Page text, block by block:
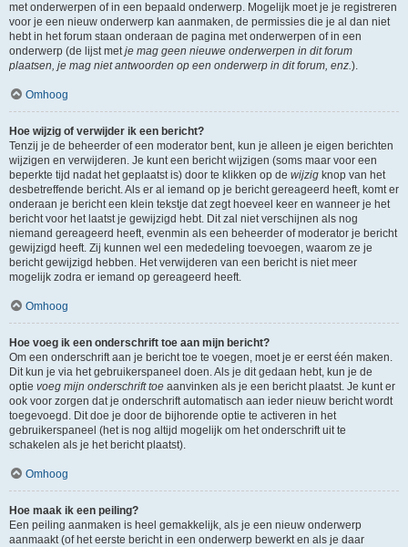
met onderwerpen of in een bepaald onderwerp. Mogelijk moet je je registreren
voor je een nieuw onderwerp kan aanmaken, de permissies die je al dan niet
hebt in het forum staan onderaan de pagina met onderwerpen of in een
onderwerp (de lijst metje mag geen nieuwe onderwerpen in dit forum
plaatsen, je mag niet antwoorden op een onderwerp in dit forum, enz.).
Omhoog
Hoe wijzig of verwijder ik een bericht?
Tenzij je de beheerder of een moderator bent, kun je alleen je eigen berichten
wijzigen en verwijderen. Je kunt een bericht wijzigen (soms maar voor een
beperkte tijd nadat het geplaatst is) door te klikken op de wijzig knop van het
desbetreffende bericht. Als er al iemand op je bericht gereageerd heeft, komt er
onderaan je bericht een klein tekstje dat zegt hoeveel keer en wanneer je het
bericht voor het laatst je gewijzigd hebt. Dit zal niet verschijnen als nog
niemand gereageerd heeft, evenmin als een beheerder of moderator je bericht
gewijzigd heeft. Zij kunnen wel een mededeling toevoegen, waarom ze je
bericht gewijzigd hebben. Het verwijderen van een bericht is niet meer
mogelijk zodra er iemand op gereageerd heeft.
Omhoog
Hoe voeg ik een onderschrift toe aan mijn bericht?
Om een onderschrift aan je bericht toe te voegen, moet je er eerst één maken.
Dit kun je via het gebruikerspaneel doen. Als je dit gedaan hebt, kun je de
optie voeg mijn onderschrift toe aanvinken als je een bericht plaatst. Je kunt er
ook voor zorgen dat je onderschrift automatisch aan ieder nieuw bericht wordt
toegevoegd. Dit doe je door de bijhorende optie te activeren in het
gebruikerspaneel (het is nog altijd mogelijk om het onderschrift uit te
schakelen als je het bericht plaatst).
Omhoog
Hoe maak ik een peiling?
Een peiling aanmaken is heel gemakkelijk, als je een nieuw onderwerp
aanmaakt (of het eerste bericht in een onderwerp bewerkt en als je daar